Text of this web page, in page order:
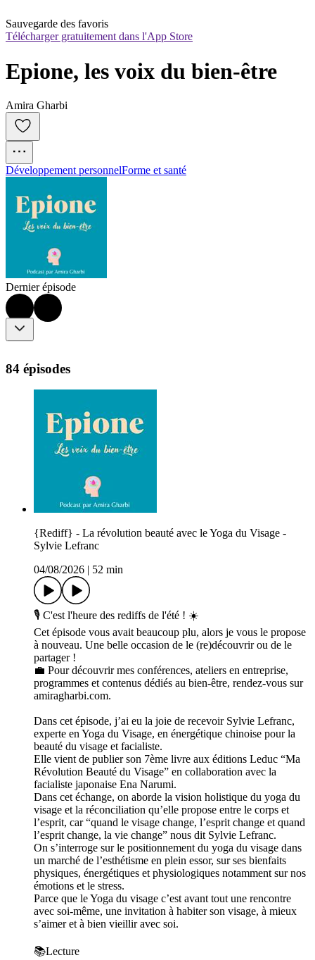
Sauvegarde des favoris
Télécharger gratuitement dans l'App Store
Epione, les voix du bien-être
Amira Gharbi
Développement personnelForme et santé
Dernier épisode
84 épisodes
{Rediff} - La révolution beauté avec le Yoga du Visage -
Sylvie Lefranc
04/08/2026
52 min
🎙️ C'est l'heure des rediffs de l'été ! ☀️
Cet épisode vous avait beaucoup plu, alors je vous le propose
à nouveau. Une belle occasion de le (re)découvrir ou de le
partager !
💼 Pour découvrir mes conférences, ateliers en entreprise,
programmes et contenus dédiés au bien-être, rendez-vous sur
amiragharbi.com.
Dans cet épisode, j’ai eu la joie de recevoir Sylvie Lefranc,
experte en Yoga du Visage, en énergétique chinoise pour la
beauté du visage et facialiste.
Elle vient de publier son 7ème livre aux éditions Leduc “Ma
Révolution Beauté du Visage” en collaboration avec la
facialiste japonaise Ena Narumi.
Dans cet échange, on aborde la vision holistique du yoga du
visage et la réconciliation qu’elle propose entre le corps et
l’esprit, car “quand le visage change, l’esprit change et quand
l’esprit change, la vie change” nous dit Sylvie Lefranc.
On s’interroge sur le positionnement du yoga du visage dans
un marché de l’esthétisme en plein essor, sur ses bienfaits
physiques, énergétiques et physiologiques notamment sur nos
émotions et le stress.
Parce que le Yoga du visage c’est avant tout une rencontre
avec soi-même, une invitation à habiter son visage, à mieux
s’aimer et à bien vieillir avec soi.
📚Lecture